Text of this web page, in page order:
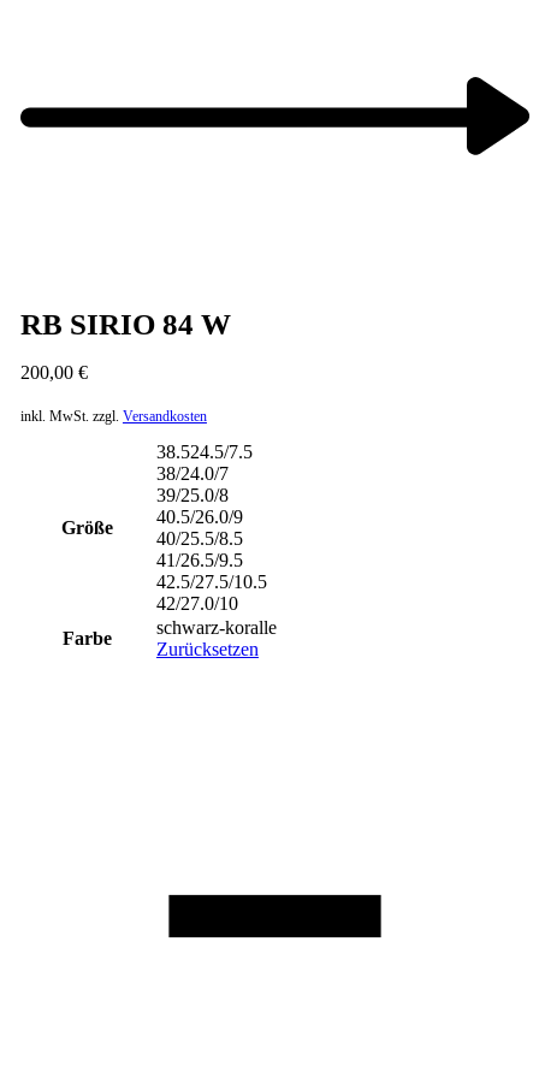
RB SIRIO 84 W
200,00 €
inkl. MwSt. zzgl. Versandkosten
Größe
38.524.5/7.5
38/24.0/7
39/25.0/8
40.5/26.0/9
40/25.5/8.5
41/26.5/9.5
42.5/27.5/10.5
42/27.0/10
Farbe
schwarz-koralle
Zurücksetzen